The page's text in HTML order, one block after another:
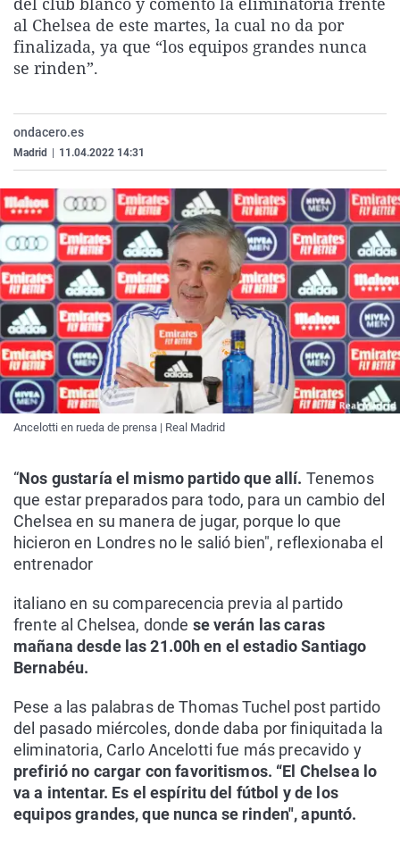
La rosa de los vientos
Gente viajera
Caso
Retornados
Extremadura
Galicia
Virales
Televisión
al Chelsea de este martes, la cual no da por
finalizada, ya que “los equipos grandes nunca
se rinden”.
ondacero.es
Madrid 11.04.2022 14:31
Ancelotti en rueda de prensa | Real Madrid
“Nos gustaría el mismo partido que allí. Tenemos
que estar preparados para todo, para un cambio del
Chelsea en su manera de jugar, porque lo que
hicieron en Londres no le salió bien", reflexionaba el
entrenador
italiano en su comparecencia previa al partido
frente al Chelsea, donde se verán las caras
mañana desde las 21.00h en el estadio Santiago
Bernabéu.
Pese a las palabras de Thomas Tuchel post partido
del pasado miércoles, donde daba por finiquitada la
eliminatoria, Carlo Ancelotti fue más precavido y
prefirió no cargar con favoritismos. “El Chelsea lo
va a intentar. Es el espíritu del fútbol y de los
equipos grandes, que nunca se rinden", apuntó.